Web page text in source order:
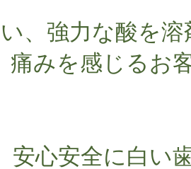
、強力な酸を
痛みを感じるお
安心安全に白い